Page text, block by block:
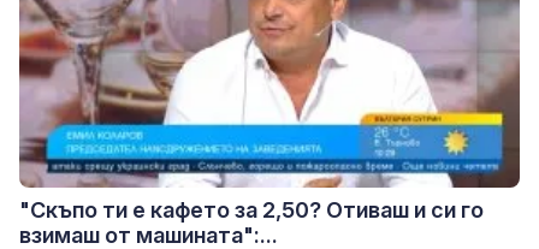
"Скъпо ти е кафето за 2,50? Отиваш и си го
взимаш от машината":...